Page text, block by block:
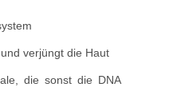
verjüngt die Haut
die sonst die DNA